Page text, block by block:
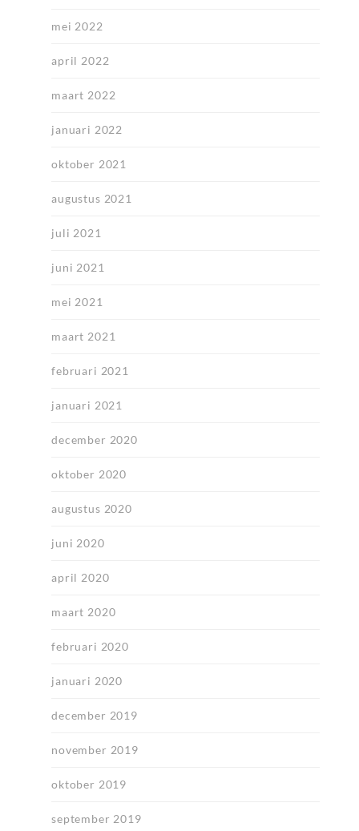
mei 2022
april 2022
maart 2022
januari 2022
oktober 2021
augustus 2021
juli 2021
juni 2021
mei 2021
maart 2021
februari 2021
januari 2021
december 2020
oktober 2020
augustus 2020
juni 2020
april 2020
maart 2020
februari 2020
januari 2020
december 2019
november 2019
oktober 2019
september 2019